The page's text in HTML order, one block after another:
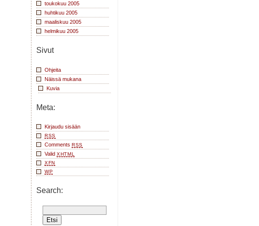
toukokuu 2005
huhtikuu 2005
maaliskuu 2005
helmikuu 2005
Sivut
Ohjeita
Näissä mukana
Kuvia
Meta:
Kirjaudu sisään
RSS
Comments RSS
Valid XHTML
XFN
WP
Search: